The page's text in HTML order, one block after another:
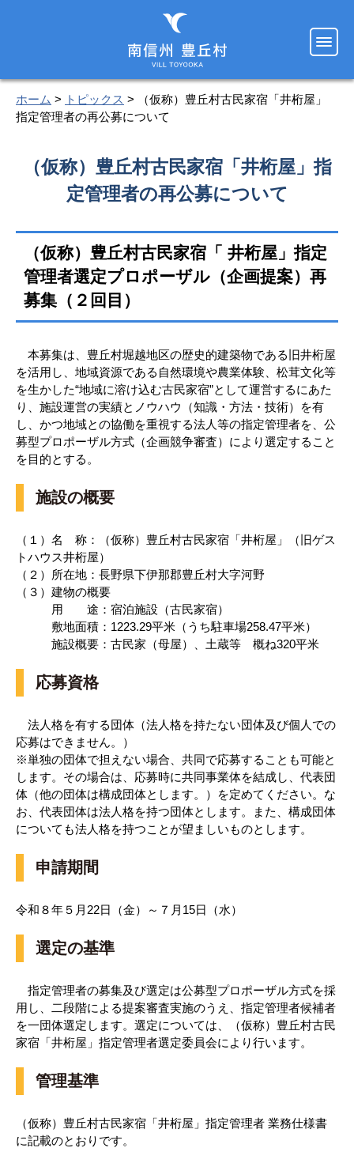
ホーム > トピックス > （仮称）豊丘村古民家宿「井桁屋」
指定管理者の再公募について
（仮称）豊丘村古民家宿「井桁屋」指
定管理者の再公募について
（仮称）豊丘村古民家宿「 井桁屋」指定
管理者選定プロポーザル（企画提案）再
募集（２回目）
本募集は、豊丘村堀越地区の歴史的建築物である旧井桁屋
を活用し、地域資源である自然環境や農業体験、松茸文化等
を生かした“地域に溶け込む古民家宿”として運営するにあた
り、施設運営の実績とノウハウ（知識・方法・技術）を有
し、かつ地域との協働を重視する法人等の指定管理者を、公
募型プロポーザル方式（企画競争審査）により選定すること
を目的とする。
施設の概要
（１）名 称：（仮称）豊丘村古民家宿「井桁屋」（旧ゲス
トハウス井桁屋）
（２）所在地：長野県下伊那郡豊丘村大字河野
（３）建物の概要
用 途：宿泊施設（古民家宿）
敷地面積：1223.29平米（うち駐車場258.47平米）
施設概要：古民家（母屋）、土蔵等 概ね320平米
応募資格
法人格を有する団体（法人格を持たない団体及び個人での
応募はできません。）
※単独の団体で担えない場合、共同で応募することも可能と
します。その場合は、応募時に共同事業体を結成し、代表団
体（他の団体は構成団体とします。）を定めてください。な
お、代表団体は法人格を持つ団体とします。また、構成団体
についても法人格を持つことが望ましいものとします。
申請期間
令和８年５月22日（金）～７月15日（水）
選定の基準
指定管理者の募集及び選定は公募型プロポーザル方式を採
用し、二段階による提案審査実施のうえ、指定管理者候補者
を一団体選定します。選定については、（仮称）豊丘村古民
家宿「井桁屋」指定管理者選定委員会により行います。
管理基準
（仮称）豊丘村古民家宿「井桁屋」指定管理者 業務仕様書
に記載のとおりです。